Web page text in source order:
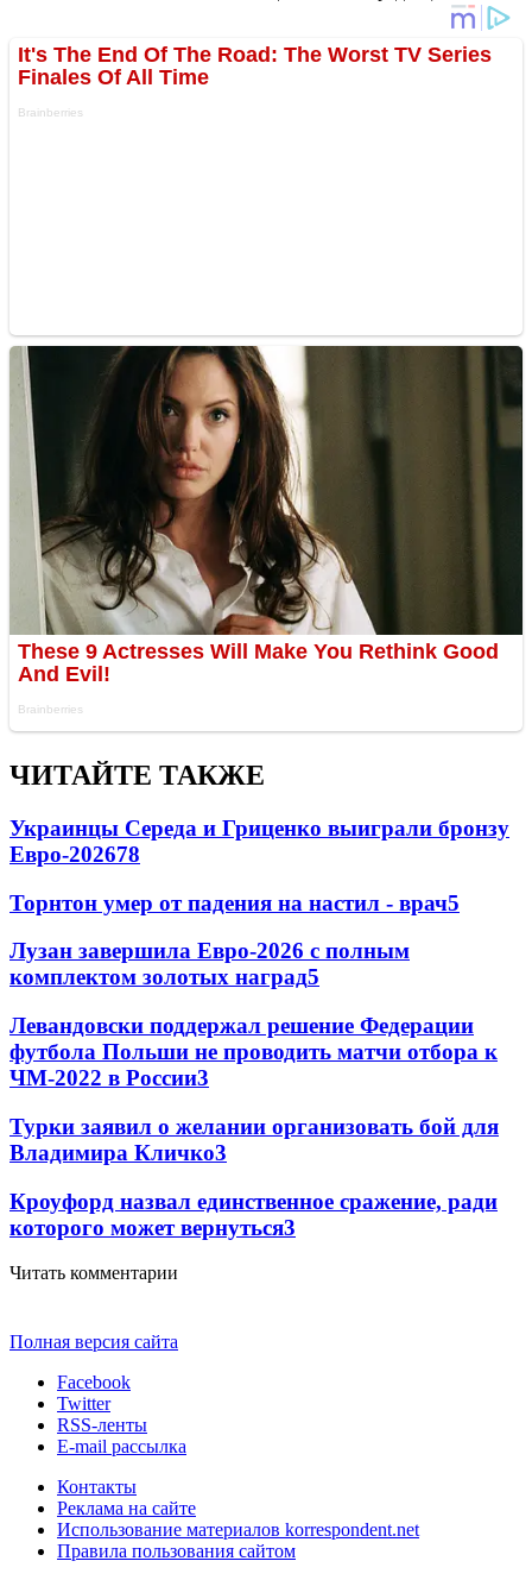
ЧИТАЙТЕ ТАКЖЕ
Украинцы Середа и Гриценко выиграли бронзу
Евро-202678
Торнтон умер от падения на настил - врач5
Лузан завершила Евро-2026 с полным
комплектом золотых наград5
Левандовски поддержал решение Федерации
футбола Польши не проводить матчи отбора к
ЧМ-2022 в России3
Турки заявил о желании организовать бой для
Владимира Кличко3
Кроуфорд назвал единственное сражение, ради
которого может вернуться3
Читать комментарии
Полная версия сайта
Facebook
Twitter
RSS-ленты
E-mail рассылка
Контакты
Реклама на сайте
Использование материалов korrespondent.net
Правила пользования сайтом